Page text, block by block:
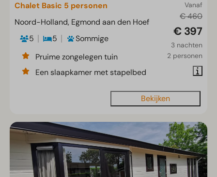
Vanaf
€ 460
€ 397
3 nachten
2 personen
Chalet Basic 5 personen
Noord-Holland, Egmond aan den Hoef
5
5
Sommige
Pruime zongelegen tuin
Een slaapkamer met stapelbed
Bekijken